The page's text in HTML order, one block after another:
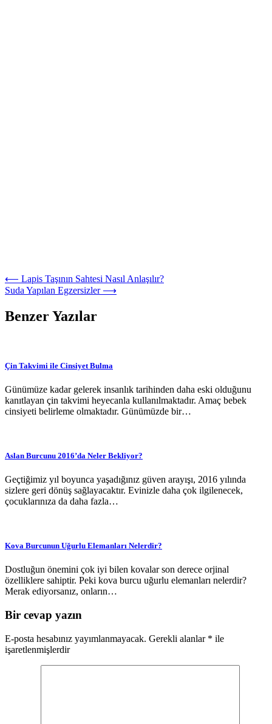
Yazı
dolaşımı
⟵ Lapis Taşının Sahtesi Nasıl Anlaşılır?
Suda Yapılan Egzersizler ⟶
Benzer Yazılar
Çin Takvimi ile Cinsiyet Bulma
Günümüze kadar gelerek insanlık tarihinden daha eski olduğunu
kanıtlayan çin takvimi heyecanla kullanılmaktadır. Amaç bebek
cinsiyeti belirleme olmaktadır. Günümüzde bir…
Aslan Burcunu 2016’da Neler Bekliyor?
Geçtiğimiz yıl boyunca yaşadığınız güven arayışı, 2016 yılında
sizlere geri dönüş sağlayacaktır. Evinizle daha çok ilgilenecek,
çocuklarınıza da daha fazla…
Kova Burcunun Uğurlu Elemanları Nelerdir?
Dostluğun önemini çok iyi bilen kovalar son derece orjinal
özelliklere sahiptir. Peki kova burcu uğurlu elemanları nelerdir?
Merak ediyorsanız, onların…
Bir cevap yazın
E-posta hesabınız yayımlanmayacak. Gerekli alanlar * ile
işaretlenmişlerdir